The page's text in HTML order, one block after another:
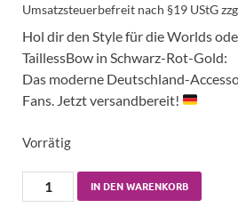
Umsatzsteuerbefreit nach §19 UStG
Hol dir den Style für die Worlds
TaillessBow in Schwarz-Rot-Gold:
Das moderne Deutschland-
Fans. Jetzt versandbereit!
Vorrätig
IN DEN WARENKORB